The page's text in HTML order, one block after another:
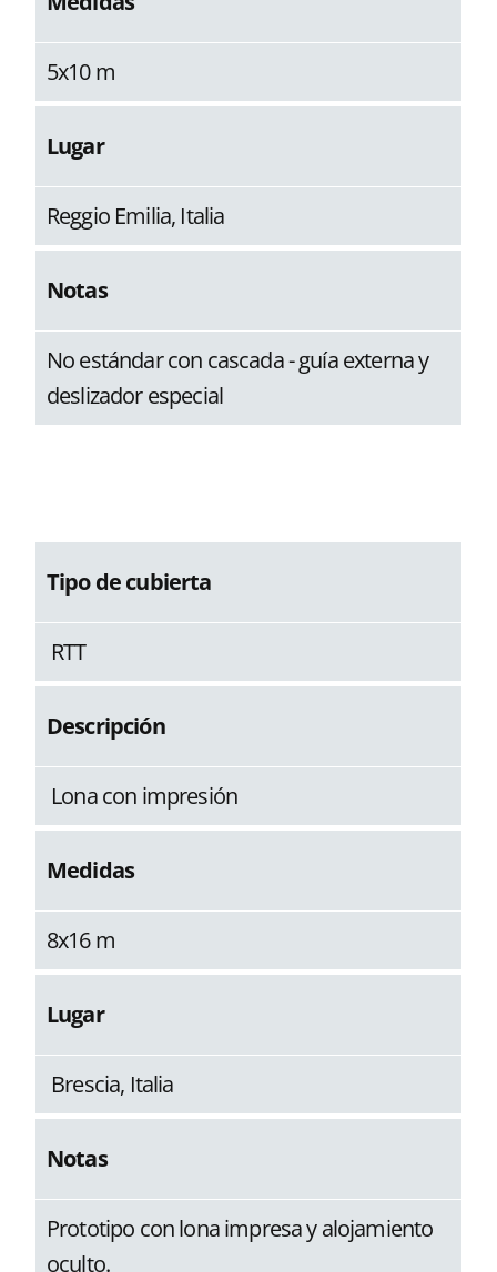
5x10 m
Lugar
Reggio Emilia, Italia
Notas
No estándar con cascada - guía externa y
deslizador especial
Tipo de cubierta
RTT
Descripción
Lona con impresión
Medidas
8x16 m
Lugar
Brescia, Italia
Notas
Prototipo con lona impresa y alojamiento
oculto.